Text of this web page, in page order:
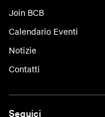
Join BCB
Calendario Eventi
Notizie
Contatti
Seguici